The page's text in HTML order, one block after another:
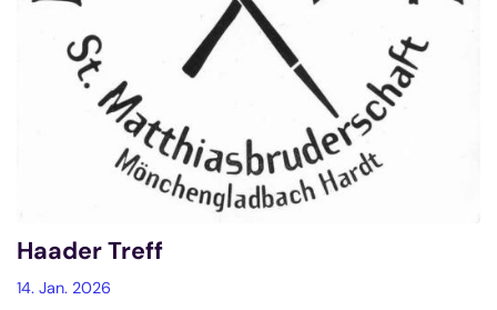
Haader Treff
14. Jan. 2026